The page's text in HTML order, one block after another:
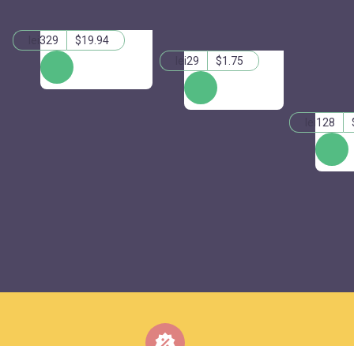
lei329 $19.94
КУПИТЬ lei29 $1.75
КУПИТЬ
lei128